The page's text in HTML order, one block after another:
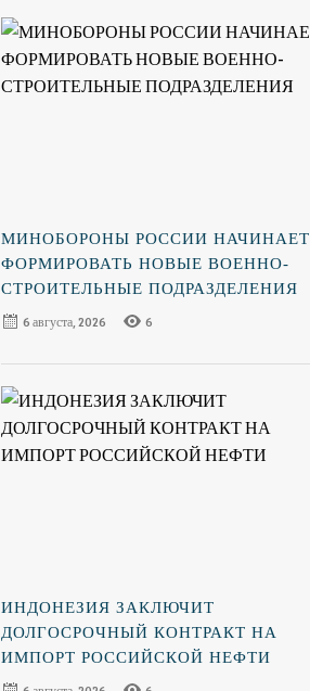
МИНОБОРОНЫ РОССИИ НАЧИНАЕТ
ФОРМИРОВАТЬ НОВЫЕ ВОЕННО-
СТРОИТЕЛЬНЫЕ ПОДРАЗДЕЛЕНИЯ
6 августа, 2026
6
ИНДОНЕЗИЯ ЗАКЛЮЧИТ
ДОЛГОСРОЧНЫЙ КОНТРАКТ НА
ИМПОРТ РОССИЙСКОЙ НЕФТИ